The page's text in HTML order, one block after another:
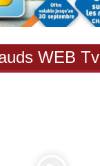
WEB Tv